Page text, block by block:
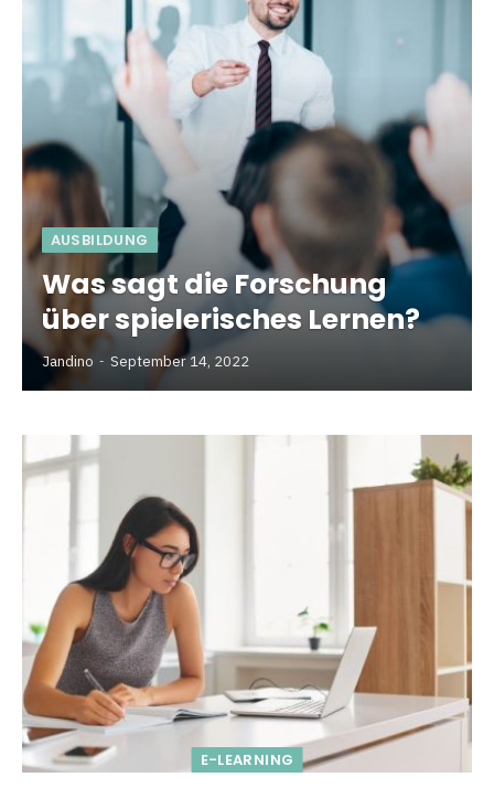
AUSBILDUNG
Was sagt die Forschung
über spielerisches Lernen?
Jandino September 14, 2022
E-LEARNING